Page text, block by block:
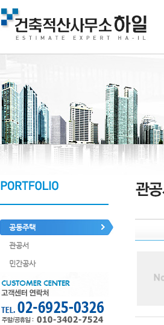
공동주택
관공서
민간공사